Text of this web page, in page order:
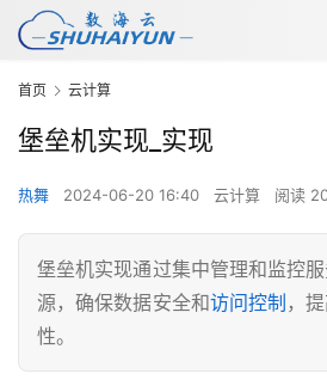
首页 云计算
堡垒机实现_实现
热舞 2024-06-20 16:40 云计算 阅读
堡垒机实现通过集中管理和监控
源，确保数据安全和访问控制 ，
性。